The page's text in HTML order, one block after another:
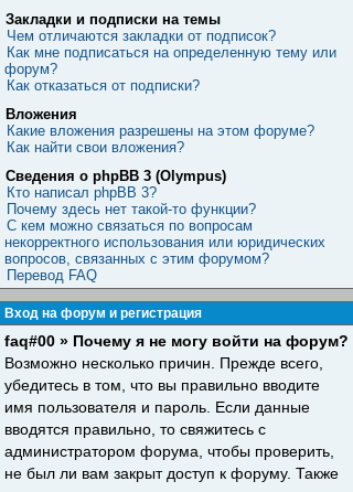
Закладки и подписки на темы
Чем отличаются закладки от подписок?
Как мне подписаться на определенную тему или
форум?
Как отказаться от подписки?
Вложения
Какие вложения разрешены на этом форуме?
Как найти свои вложения?
Сведения о phpBB 3 (Olympus)
Кто написал phpBB 3?
Почему здесь нет такой-то функции?
С кем можно связаться по вопросам
некорректного использования или юридических
вопросов, связанных с этим форумом?
Перевод FAQ
Вход на форум и регистрация
faq#00 » Почему я не могу войти на форум?
Возможно несколько причин. Прежде всего,
убедитесь в том, что вы правильно вводите
имя пользователя и пароль. Если данные
вводятся правильно, то свяжитесь с
администратором форума, чтобы проверить,
не был ли вам закрыт доступ к форуму. Также